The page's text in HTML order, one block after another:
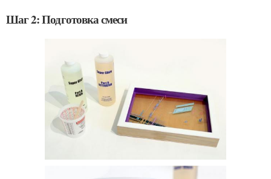
Шаг 2: Подготовка смеси